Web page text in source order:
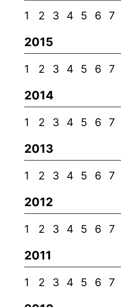
1 2 3 4 5 6 7
2015
1 2 3 4 5 6 7
2014
1 2 3 4 5 6 7
2013
1 2 3 4 5 6 7
2012
1 2 3 4 5 6 7
2011
1 2 3 4 5 6 7